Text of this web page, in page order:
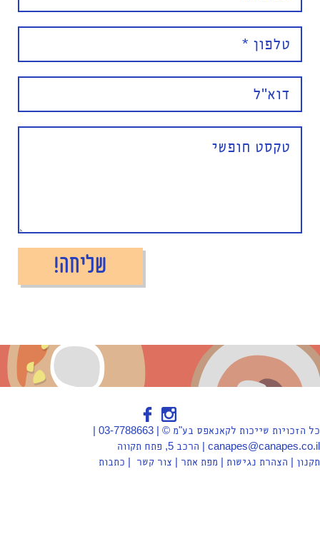
כל הזכויות שייכות לקאנאפס בע"מ © | 03-7788663 |
canapes@canapes.co.il | הרכב 5, פתח תקווה
תקנון | הצהרת נגישות | מפת אתר | צור קשר | כתבות